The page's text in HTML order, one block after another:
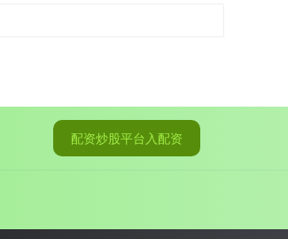
配资炒股平台入配资